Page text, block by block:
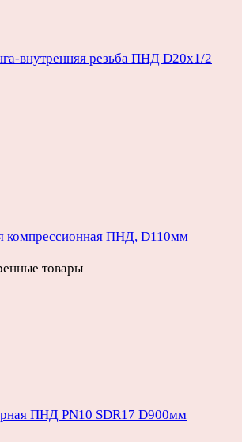
внутренняя резьба ПНД D20х1/2
компрессионная ПНД, D110мм
товары
ПНД PN10 SDR17 D900мм